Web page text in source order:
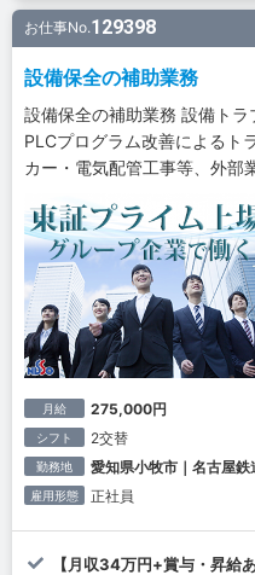
お仕事No.129398
設備保全の補助業務
設備保全の補助業務 設備トラ
PLCプログラム改善によるト
カー・電気配管工事等、外部
月給 275,000円
シフト 2交替
勤務地 愛知県小牧市｜名古屋
雇用形態 正社員
【月収34万円+賞与・昇給あ